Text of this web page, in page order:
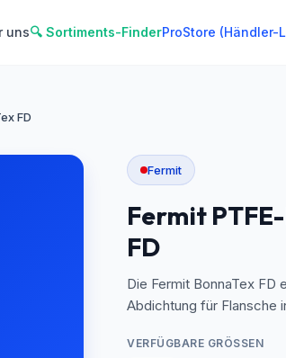
uns🔍 Sortiments-FinderProStore (Händler-
FD
Fermit
Fermit
FD
Die Fermit BonnaTex
Abdichtung für Flansche
VERFÜGBARE GRÖSSEN